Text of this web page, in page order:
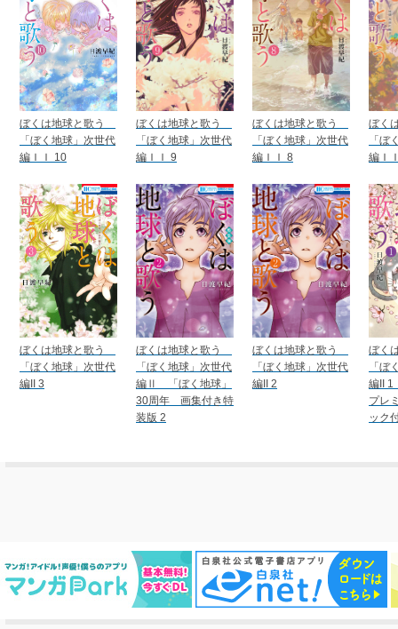
ぼくは地球と歌う
「ぼく地球」次世代
編ＩＩ 10
ぼくは地球と歌う
「ぼく地球」次世代
編ＩＩ 9
ぼくは地球と歌う
「ぼく地球」次世代
編ＩＩ 8
ぼく
「ぼ
編Ｉ
ぼくは地球と歌う
「ぼく地球」次世代
編II 3
ぼくは地球と歌う
「ぼく地球」次世代
編Ⅱ 「ぼく地球」
30周年 画集付き特
装版 2
ぼくは地球と歌う
「ぼく地球」次世代
編II 2
ぼく
「ぼ
編II 1
プレ
ック